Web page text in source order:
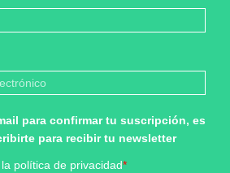
para confirmar tu suscripción, es
para recibir tu newsletter
política de privacidad*